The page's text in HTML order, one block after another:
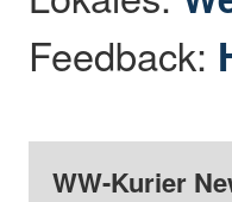
Feedback:
WW-Kurier